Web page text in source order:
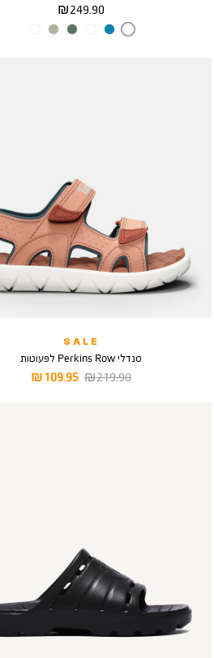
מחיר
מוצר
249.90 ₪
צבע
BLACK
SALE
סנדלי Perkins Row לפעוטות
מחיר
109.95 ₪
מחיר
219.90 ₪